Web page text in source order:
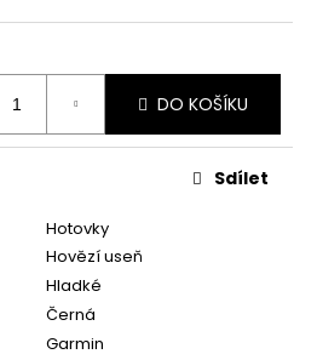
DO KOŠÍKU
Hotovky
Hovězí useň
Hladké
Černá
Garmin
Sdílet